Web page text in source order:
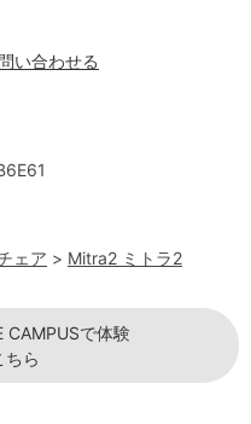
ェア > Mitra2 ミトラ2
い合わせる
CAMPUSで体験
ちら